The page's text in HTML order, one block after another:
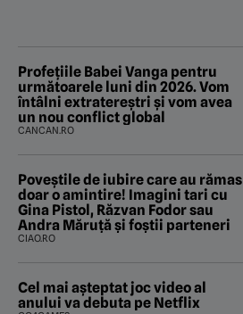
Profețiile Babei Vanga pentru
următoarele luni din 2026. Vom
întâlni extratereștri și vom avea
un nou conflict global
CANCAN.RO
Poveştile de iubire care au rămas
doar o amintire! Imagini tari cu
Gina Pistol, Răzvan Fodor sau
Andra Măruţă şi foştii parteneri
CIAO.RO
Cel mai așteptat joc video al
anului va debuta pe Netflix